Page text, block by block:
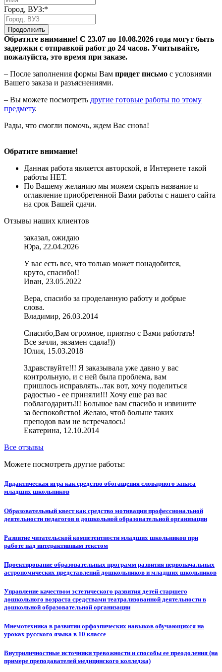
Город, ВУЗ:*
Продолжить
Обратите внимание! С 23.07 по 10.08.2026 года могут быть
задержки с отправкой работ до 24 часов. Учитывайте,
пожалуйста, это время при заказе.
– После заполнения формы Вам придет письмо с условиями
Вашего заказа и разъяснениями.
– Вы можете посмотреть другие готовые работы по этому
предмету.
Рады, что смогли помочь, ждем Вас снова!
Обратите внимание!
Данная работа является авторской, в Интернете такой
работы НЕТ.
По Вашему желанию мы можем скрыть название и
оглавление приобретенной Вами работы с нашего сайта
на срок Вашей сдачи.
Отзывы наших клиентов
заказал, ожидаю
Юра, 22.04.2026
У вас есть все, что только может понадобится,
круто, спасибо!!
Иван, 23.05.2022
Вера, спасибо за проделанную работу и добрые
слова.
Владимир, 26.03.2014
Спасибо,Вам огромное, приятно с Вами работать!
Все зачли, экзамен сдала!))
Юлия, 15.03.2018
Здравствуйте!!! Я заказывала уже давно у вас
контрольную, и с ней была проблема, вам
пришлось исправлять...так вот, хочу поделиться
радостью - ее приняли!!! Хочу еще раз вас
поблагодарить!!! Большое вам спасибо и извините
за беспокойство! Желаю, чтоб больше таких
преподов вам не встречалось!
Екатерина, 12.10.2014
Все отзывы
Можете посмотреть другие работы:
Дидактическая игра как средство обогащения словарного запаса
младших школьников
Образовательный квест как средство мотивации профессиональной
деятельности педагогов в дошкольной образовательной организации
Развитие читательской компетентности младших школьников при
работе над интерактивным текстом
Проектирование образовательных программ развития первоначальных
астрономических представлений дошкольников и младших школьников
Управление качеством эстетического развития детей старшего
дошкольного возраста средствами театрализованной деятельности в
дошкольной образовательной организации
Мнемотехника в развитии орфоэпических навыков обучающихся на
уроках русского языка в 10 классе
Внутриличностные источники тревожности и способы ее преодоления (на
примере преподавателей медицинского колледжа)